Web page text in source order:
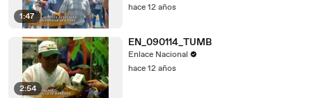
1:47
hace 12 años
2:54
EN_090114_TUMB
Enlace Nacional
hace 12 años